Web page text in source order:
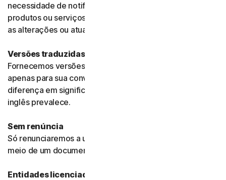
necessidade de notificar você. Seu uso contínuo dos
produtos ou serviços significa que você concorda com
as alterações ou atualizações.
Versões traduzidas
Fornecemos versões destes termos traduzidas do inglês
apenas para sua conveniência. Se houver alguma
diferença em significado ou interpretação, a versão em
inglês prevalece.
Sem renúncia
Só renunciaremos a uma disposição destes termos por
meio de um documento assinado.
Entidades licenciadoras